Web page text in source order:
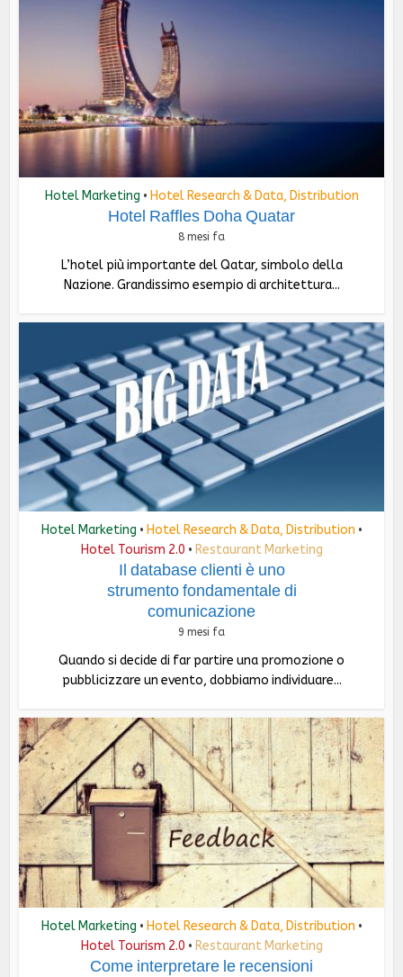
Hotel Marketing • Hotel Research & Data, Distribution
Hotel Raffles Doha Quatar
8 mesi fa
L’hotel più importante del Qatar, simbolo della
Nazione. Grandissimo esempio di architettura...
Hotel Marketing • Hotel Research & Data, Distribution •
Hotel Tourism 2.0 • Restaurant Marketing
Il database clienti è uno
strumento fondamentale di
comunicazione
9 mesi fa
Quando si decide di far partire una promozione o
pubblicizzare un evento, dobbiamo individuare...
Hotel Marketing • Hotel Research & Data, Distribution •
Hotel Tourism 2.0 • Restaurant Marketing
Come interpretare le recensioni